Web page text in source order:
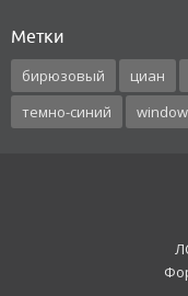
Метки
бирюзовый циан
темно-синий